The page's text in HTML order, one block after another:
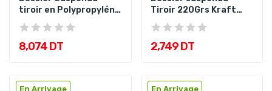
tiroir en Polypropyléne
Rouge
8,074 DT
Tiroir 220Grs Kraft
Orange
2,749 DT
En Arrivage En Arrivage